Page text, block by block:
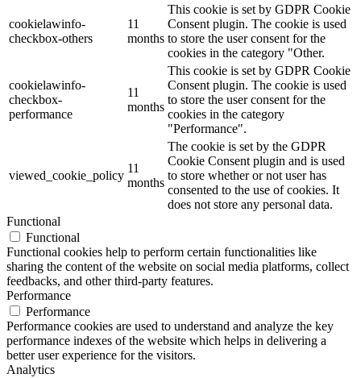
cookielawinfo-
checkbox-others
11
months
This cookie is set by GDPR Cookie
Consent plugin. The cookie is used
to store the user consent for the
cookies in the category "Other.
cookielawinfo-
checkbox-
performance
11
months
This cookie is set by GDPR Cookie
Consent plugin. The cookie is used
to store the user consent for the
cookies in the category
"Performance".
viewed_cookie_policy
11
months
The cookie is set by the GDPR
Cookie Consent plugin and is used
to store whether or not user has
consented to the use of cookies. It
does not store any personal data.
Functional
Functional
Functional cookies help to perform certain functionalities like
sharing the content of the website on social media platforms, collect
feedbacks, and other third-party features.
Performance
Performance
Performance cookies are used to understand and analyze the key
performance indexes of the website which helps in delivering a
better user experience for the visitors.
Analytics